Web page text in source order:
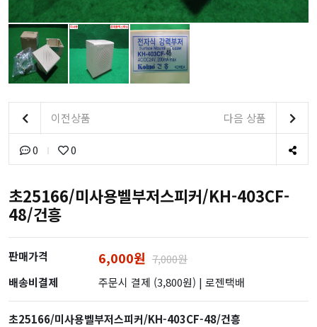
이전상품 다음 상품
0 0
초25166/미사용벨부저스피커/KH-403CF-
48/건흥
판매가격 6,000원 7,000원
배송비결제
주문시 결제 (3,800원) | 로젠택배
초25166/미사용벨부저스피커/KH-403CF-48/건흥